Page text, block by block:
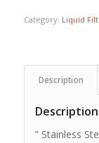
Category: Liquid
Description
Description
” Stainless